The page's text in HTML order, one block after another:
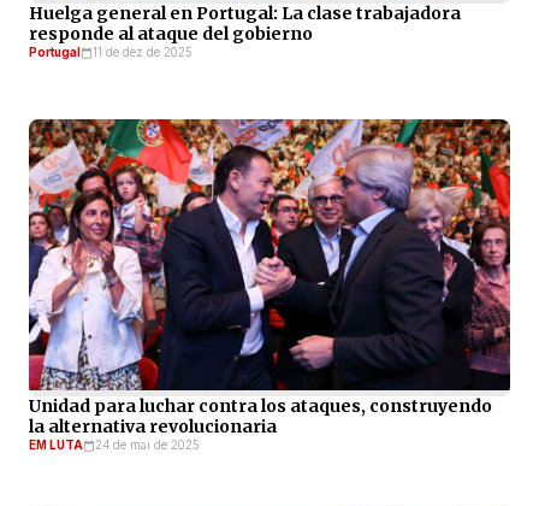
Huelga general en Portugal: La clase trabajadora
responde al ataque del gobierno
Portugal 11 de dez de 2025
Unidad para luchar contra los ataques, construyendo
la alternativa revolucionaria
EM LUTA 24 de mai de 2025